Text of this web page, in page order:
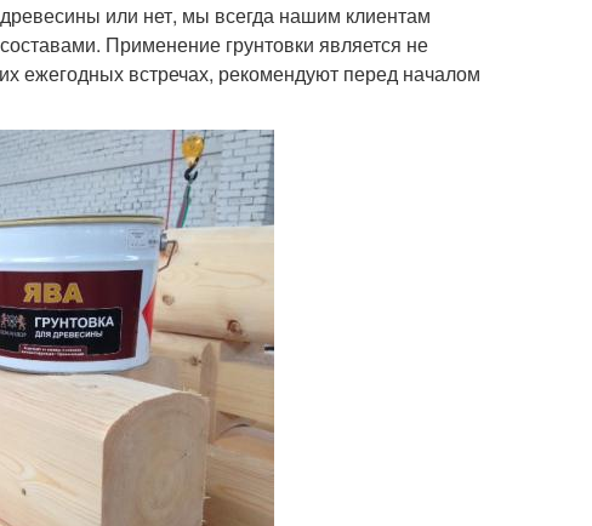
или нет, мы всегда нашим клиентам
Применение грунтовки является не
ежегодных встречах, рекомендуют перед началом